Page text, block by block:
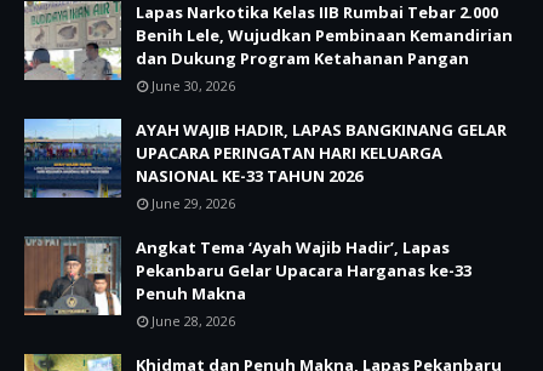
Lapas Narkotika Kelas IIB Rumbai Tebar 2.000
Benih Lele, Wujudkan Pembinaan Kemandirian
dan Dukung Program Ketahanan Pangan
June 30, 2026
AYAH WAJIB HADIR, LAPAS BANGKINANG GELAR
UPACARA PERINGATAN HARI KELUARGA
NASIONAL KE-33 TAHUN 2026
June 29, 2026
Angkat Tema ‘Ayah Wajib Hadir’, Lapas
Pekanbaru Gelar Upacara Harganas ke-33
Penuh Makna
June 28, 2026
Khidmat dan Penuh Makna, Lapas Pekanbaru